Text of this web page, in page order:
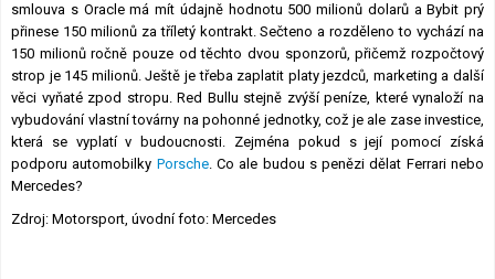
smlouva s Oracle má mít údajně hodnotu 500 milionů dolarů a Bybit prý
přinese 150 milionů za tříletý kontrakt. Sečteno a rozděleno to vychází na
150 milionů ročně pouze od těchto dvou sponzorů, přičemž rozpočtový
strop je 145 milionů. Ještě je třeba zaplatit platy jezdců, marketing a další
věci vyňaté zpod stropu. Red Bullu stejně zvýší peníze, které vynaloží na
vybudování vlastní továrny na pohonné jednotky, což je ale zase investice,
která se vyplatí v budoucnosti. Zejména pokud s její pomocí získá
podporu automobilky Porsche. Co ale budou s penězi dělat Ferrari nebo
Mercedes?
Zdroj: Motorsport, úvodní foto: Mercedes